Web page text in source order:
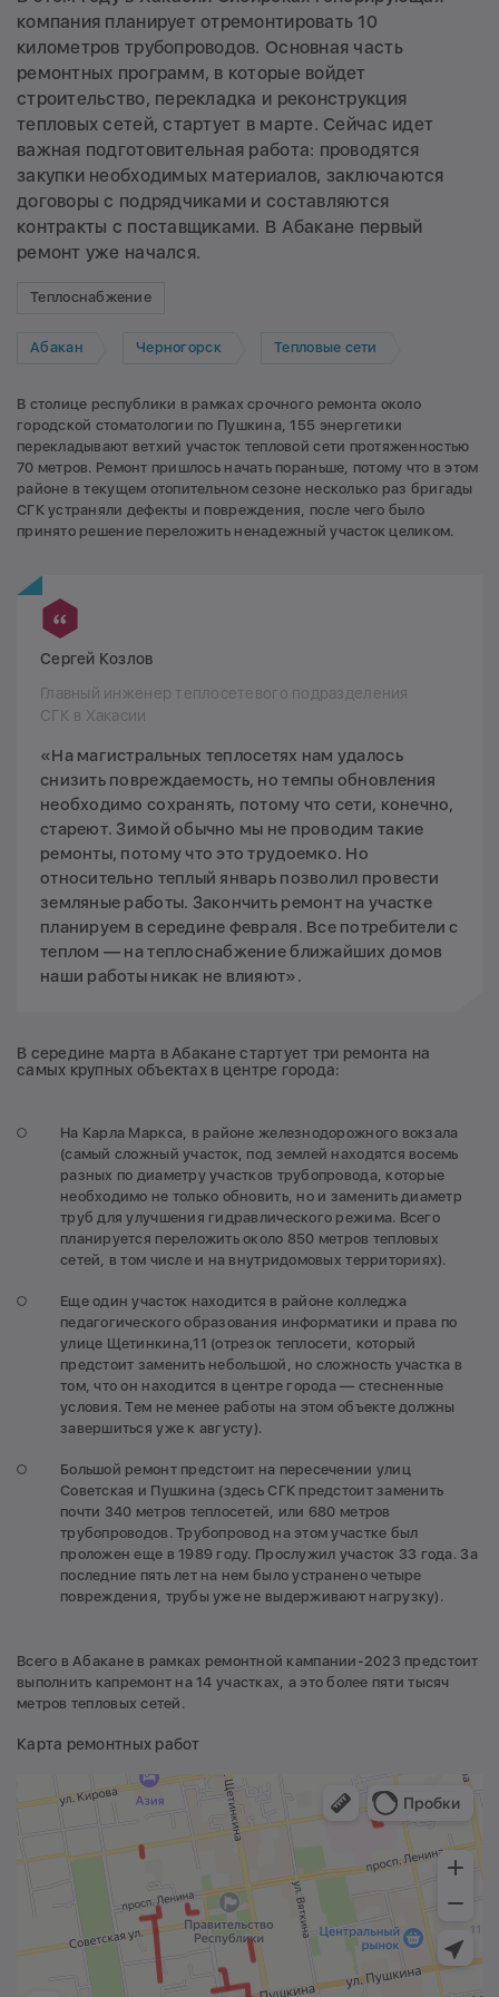
компания планирует отремонтировать 10
километров трубопроводов. Основная часть
ремонтных программ, в которые войдет
строительство, перекладка и реконструкция
тепловых сетей, стартует в марте. Сейчас идет
важная подготовительная работа: проводятся
закупки необходимых материалов, заключаются
договоры с подрядчиками и составляются
контракты с поставщиками. В Абакане первый
ремонт уже начался.
Теплоснабжение
Абакан Черногорск Тепловые сети
В столице республики в рамках срочного ремонта около
городской стоматологии по Пушкина, 155 энергетики
перекладывают ветхий участок тепловой сети протяженностью
70 метров. Ремонт пришлось начать пораньше, потому что в этом
районе в текущем отопительном сезоне несколько раз бригады
СГК устраняли дефекты и повреждения, после чего было
принято решение переложить ненадежный участок целиком.
Сергей Козлов
Главный инженер теплосетевого подразделения
СГК в Хакасии
«На магистральных теплосетях нам удалось
снизить повреждаемость, но темпы обновления
необходимо сохранять, потому что сети, конечно,
стареют. Зимой обычно мы не проводим такие
ремонты, потому что это трудоемко. Но
относительно теплый январь позволил провести
земляные работы. Закончить ремонт на участке
планируем в середине февраля. Все потребители с
теплом — на теплоснабжение ближайших домов
наши работы никак не влияют».
В середине марта в Абакане стартует три ремонта на
самых крупных объектах в центре города:
На Карла Маркса, в районе железнодорожного вокзала
(самый сложный участок, под землей находятся восемь
разных по диаметру участков трубопровода, которые
необходимо не только обновить, но и заменить диаметр
труб для улучшения гидравлического режима. Всего
планируется переложить около 850 метров тепловых
сетей, в том числе и на внутридомовых территориях).
Еще один участок находится в районе колледжа
педагогического образования информатики и права по
улице Щетинкина,11 (отрезок теплосети, который
предстоит заменить небольшой, но сложность участка в
том, что он находится в центре города — стесненные
условия. Тем не менее работы на этом объекте должны
завершиться уже к августу).
Большой ремонт предстоит на пересечении улиц
Советская и Пушкина (здесь СГК предстоит заменить
почти 340 метров теплосетей, или 680 метров
трубопроводов. Трубопровод на этом участке был
проложен еще в 1989 году. Прослужил участок 33 года. За
последние пять лет на нем было устранено четыре
повреждения, трубы уже не выдерживают нагрузку).
Всего в Абакане в рамках ремонтной кампании-2023 предстоит
выполнить капремонт на 14 участках, а это более пяти тысяч
метров тепловых сетей.
Карта ремонтных работ